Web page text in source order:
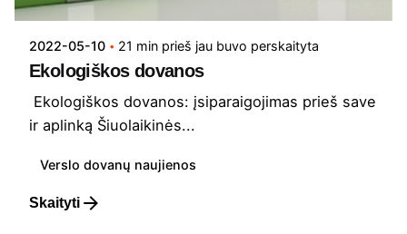
2022-05-10 21 min prieš jau buvo perskaityta
Ekologiškos dovanos
Ekologiškos dovanos: įsiparaigojimas prieš save
ir aplinką Šiuolaikinės...
Verslo dovanų naujienos
Skaityti